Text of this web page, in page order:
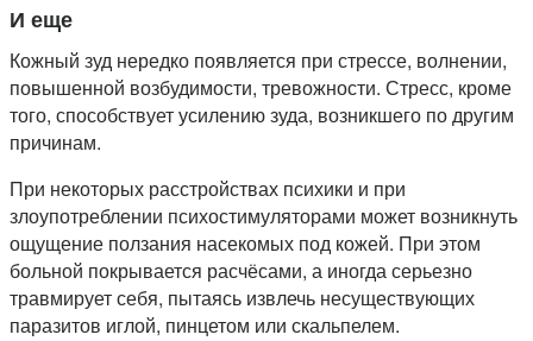
И еще
Кожный зуд нередко появляется при стрессе, волнении,
повышенной возбудимости, тревожности. Стресс, кроме
того, способствует усилению зуда, возникшего по другим
причинам.
При некоторых расстройствах психики и при
злоупотреблении психостимуляторами может возникнуть
ощущение ползания насекомых под кожей. При этом
больной покрывается расчёсами, а иногда серьезно
травмирует себя, пытаясь извлечь несуществующих
паразитов иглой, пинцетом или скальпелем.